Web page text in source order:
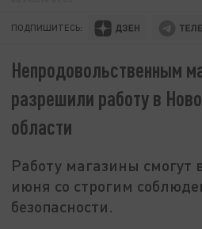
ПОДПИШИТЕСЬ:
Непродовольственным
разрешили работу в
области
Работу магазины смогут
июня со строгим
безопасности.